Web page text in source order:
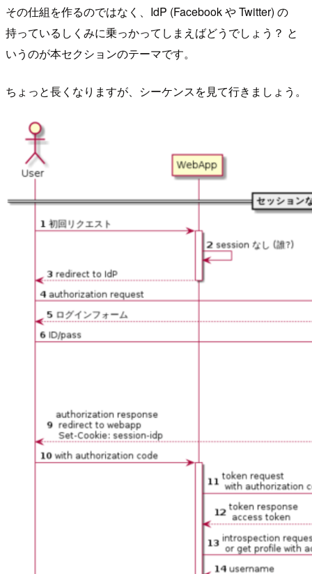
その仕組を作るのではなく、IdP (Facebook や Twitter) の
持っているしくみに乗っかってしまえばどうでしょう？ と
いうのが本セクションのテーマです。
ちょっと長くなりますが、シーケンスを見て行きましょう。